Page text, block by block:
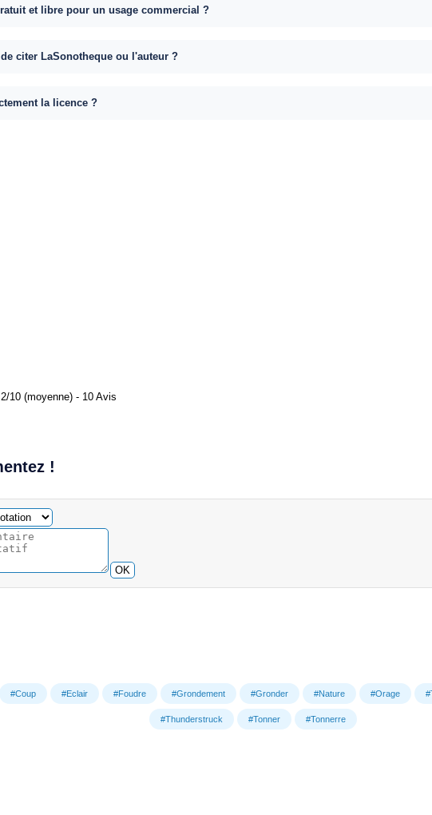
et libre pour un usage commercial ?
citer LaSonotheque ou l'auteur ?
la licence ?
/10 (moyenne) - 10 Avis
!
facultatif
OK
#Coup #Eclair #Foudre #Grondement #Gronder #Nature #Orage
#Thunderstruck #Tonner #Tonnerre